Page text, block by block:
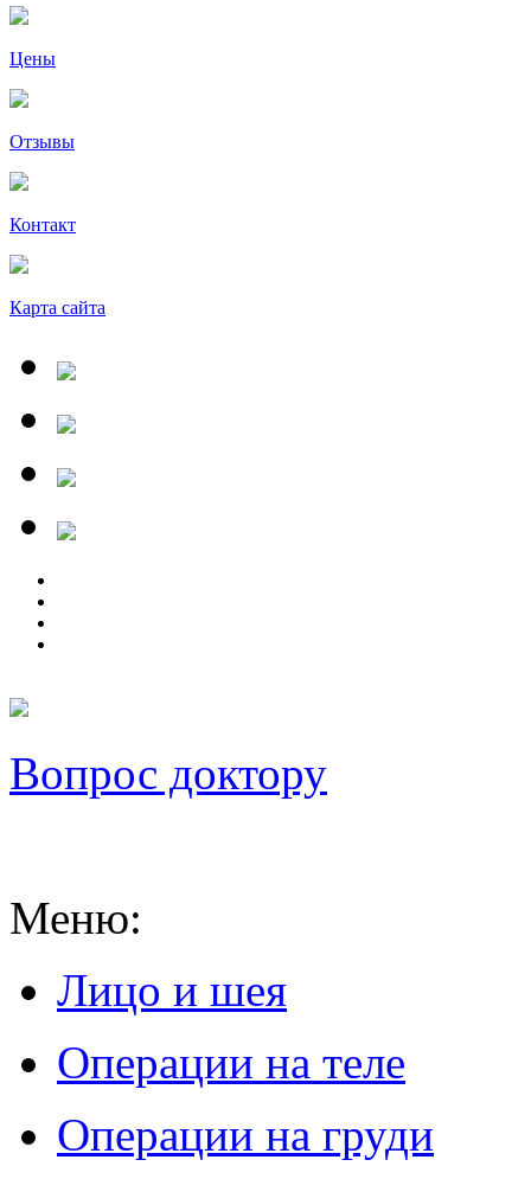
Цены
Отзывы
Контакт
Карта сайта
Вопрос доктору
Меню:
Лицо и шея
Операции на теле
Операции на груди